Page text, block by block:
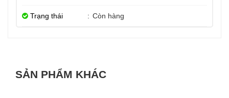
Trạng thái : Còn hàng
SẢN PHẨM KHÁC